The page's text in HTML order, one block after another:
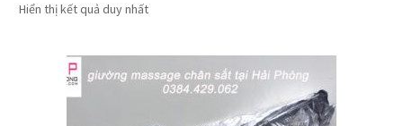
Hiển thị kết quả duy nhất